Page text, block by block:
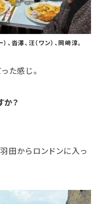
、沓澤、汪（ワン）、岡崎淳。
た感じ。
？
田からロンドンに入っ